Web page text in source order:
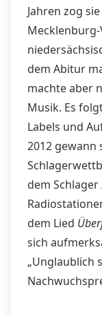
Jahren zog
dem Abitur
machte aber
Musik. Es
Labels und
2012 gewann
dem Schlager
dem Lied
sich
„Unglaublich